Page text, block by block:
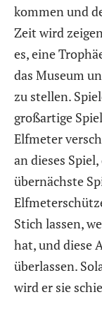
kommen und
Zeit wird
es, eine
das Museum
zu stellen.
großartige
Elfmeter
an dieses
übernächste
Stich lassen,
hat, und diese
überlassen.
wird er sie